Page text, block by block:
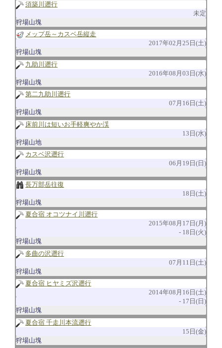
須築川遡行
未定
狩場山塊
メップ岳～カスベ岳縦走
2017年02月25日(土)
狩場山塊
九助川遡行
2016年08月03日(水)
狩場山塊
第二九助川遡行
07月16日(土)
狩場山塊
床前川は短いお手軽爽やか渓
13日(水)
狩場山地
カスベ沢遡行
06月19日(日)
狩場山塊
長万部岳往復
18日(土)
狩場山塊
夏合宿 オコツナイ川遡行
2015年08月17日(月)
18日(火)
狩場山塊
多曲の沢遡行
07月11日(土)
狩場山塊
夏合宿 ヒヤミズ沢遡行
2014年08月16日(土)
17日(日)
狩場山塊
夏合宿 千走川本流遡行
15日(金)
狩場山塊